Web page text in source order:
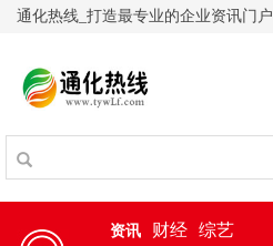
通化热线_打造最专业的企业资讯门户
资讯 财经 综艺